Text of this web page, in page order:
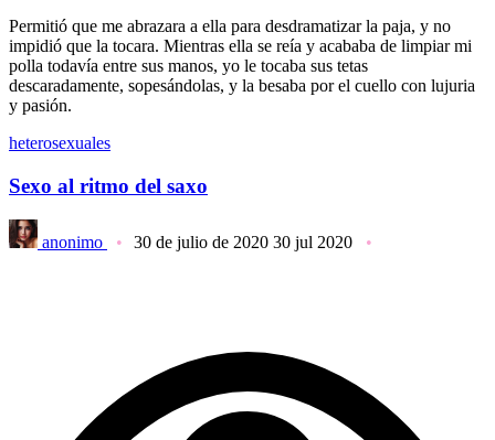
Permitió que me abrazara a ella para desdramatizar la paja, y no
impidió que la tocara. Mientras ella se reía y acababa de limpiar mi
polla todavía entre sus manos, yo le tocaba sus tetas
descaradamente, sopesándolas, y la besaba por el cuello con lujuria
y pasión.
heterosexuales
Sexo al ritmo del saxo
anonimo 30 de julio de 2020 30 jul 2020